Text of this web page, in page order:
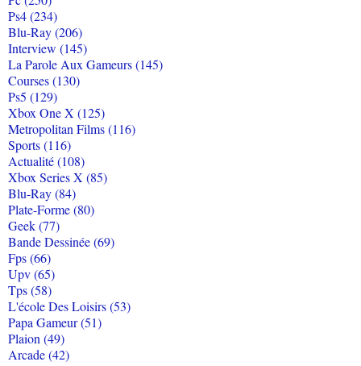
Ps4 (234)
Blu-Ray (206)
Interview (145)
La Parole Aux Gameurs (145)
Courses (130)
Ps5 (129)
Xbox One X (125)
Metropolitan Films (116)
Sports (116)
Actualité (108)
Xbox Series X (85)
Blu-Ray (84)
Plate-Forme (80)
Geek (77)
Bande Dessinée (69)
Fps (66)
Upv (65)
Tps (58)
L'école Des Loisirs (53)
Papa Gameur (51)
Plaion (49)
Arcade (42)